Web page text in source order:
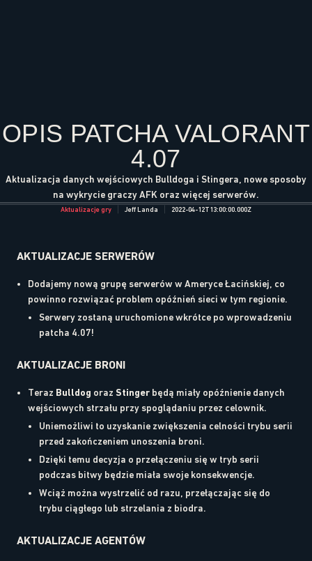
OPIS PATCHA VALORANT
4.07
Aktualizacja danych wejściowych Bulldoga i Stingera, nowe sposoby
na wykrycie graczy AFK oraz więcej serwerów.
Aktualizacje gry Jeff Landa 2022-04-12T13:00:00.000Z
AKTUALIZACJE SERWERÓW
Dodajemy nową grupę serwerów w Ameryce Łacińskiej, co
powinno rozwiązać problem opóźnień sieci w tym regionie.
Serwery zostaną uruchomione wkrótce po wprowadzeniu
patcha 4.07!
AKTUALIZACJE BRONI
Teraz Bulldog oraz Stinger będą miały opóźnienie danych
wejściowych strzału przy spoglądaniu przez celownik.
Uniemożliwi to uzyskanie zwiększenia celności trybu serii
przed zakończeniem unoszenia broni.
Dzięki temu decyzja o przełączeniu się w tryb serii
podczas bitwy będzie miała swoje konsekwencje.
Wciąż można wystrzelić od razu, przełączając się do
trybu ciągłego lub strzelania z biodra.
AKTUALIZACJE AGENTÓW